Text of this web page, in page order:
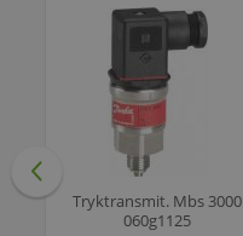
Tryktransmit. Mbs 3000
060g1125